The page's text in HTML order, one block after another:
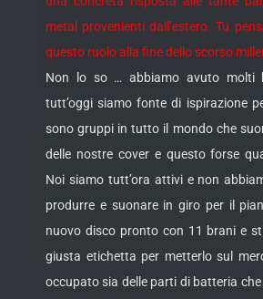
metal provenienti dall’estero. Tu
questo ruolo alla fine dello scorso
Non lo so … abbiamo avuto molti
tutt’oggi siamo fonte di ispirazione
sono gruppi in tutto il mondo che
delle nostre cover e questo forse
Noi siamo tutt’ora attivi e non
produrre e suonare in giro per il
nuovo disco pronto con 11 brani e
giusta etichetta per metterlo sul
occupato sia delle parti di batteria